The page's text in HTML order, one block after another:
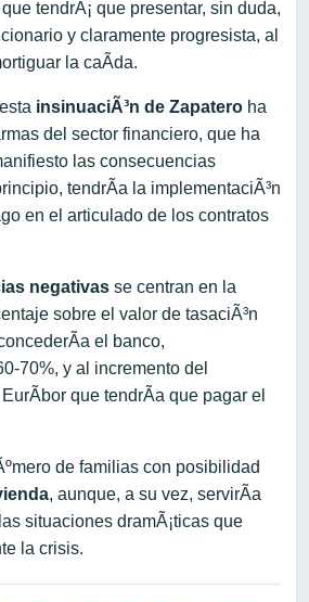
tendrÃ¡ que presentar, sin duda,
y claramente progresista, al
la caÃ­da.
insinuaciÃ³n de Zapatero ha
del sector financiero, que ha
las consecuencias
tendrÃ­a la implementaciÃ³n
en el articulado de los contratos
negativas se centran en la
sobre el valor de tasaciÃ³n
el banco,
70%, y al incremento del
que tendrÃ­a que pagar el
de familias con posibilidad
, aunque, a su vez, servirÃ­a
situaciones dramÃ¡ticas que
la crisis.